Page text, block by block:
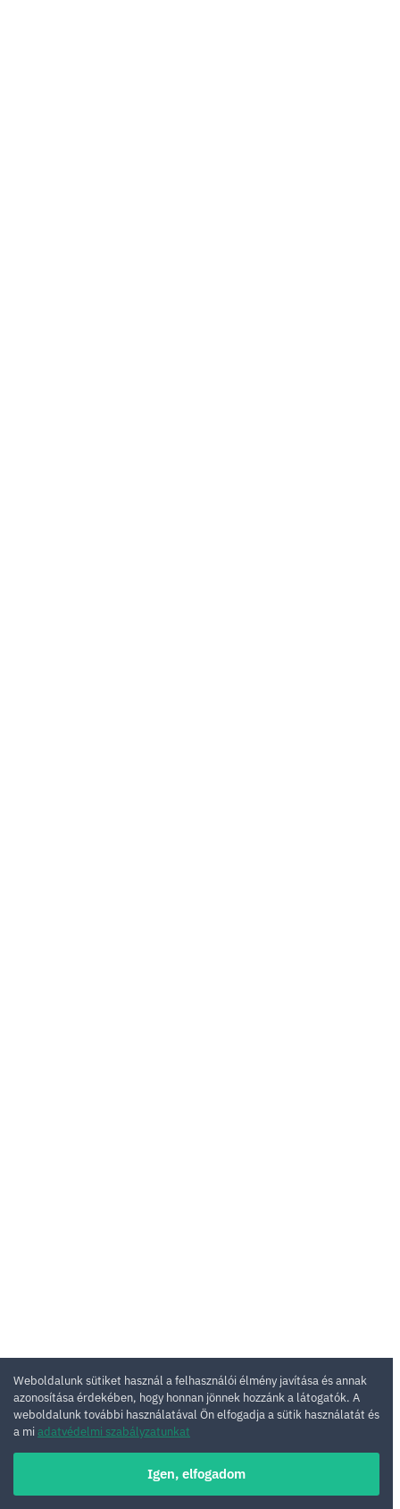
Weboldalunk sütiket használ a felhasználói élmény javítása és annak
azonosítása érdekében, hogy honnan jönnek hozzánk a látogatók. A
weboldalunk további használatával Ön elfogadja a sütik használatát és
a miadatvédelmi szabályzatunkat
Igen, elfogadom